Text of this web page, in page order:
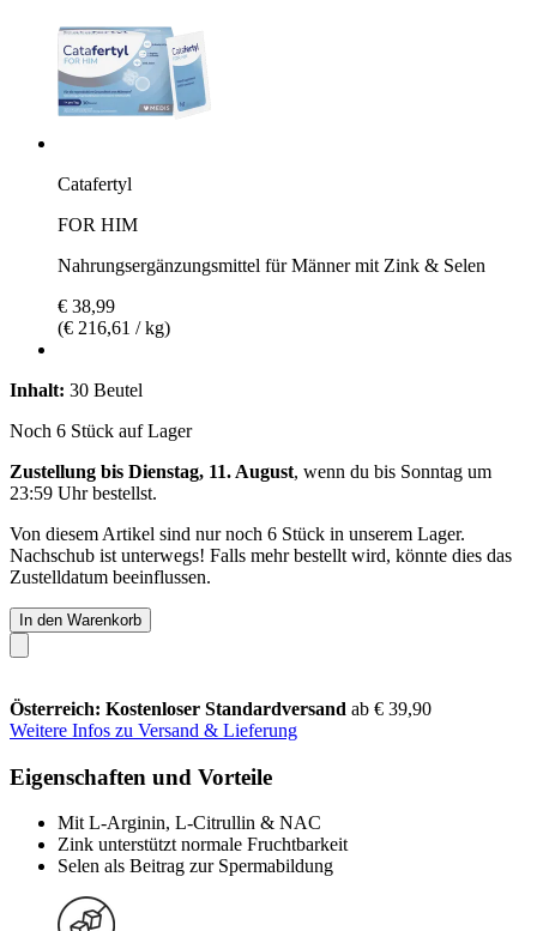
Catafertyl
FOR HIM
Nahrungsergänzungsmittel für Männer mit Zink & Selen
€ 38,99
(€ 216,61 / kg)
Inhalt: 30 Beutel
Noch 6 Stück auf Lager
Zustellung bis Dienstag, 11. August, wenn du bis Sonntag um
23:59 Uhrbestellst.
Von diesem Artikel sind nur noch 6 Stück in unserem Lager.
Nachschub ist unterwegs! Falls mehr bestellt wird, könnte dies das
Zustelldatum beeinflussen.
In den Warenkorb
Österreich: Kostenloser Standardversand ab € 39,90
Weitere Infos zu Versand & Lieferung
Eigenschaften und Vorteile
Mit L-Arginin, L-Citrullin & NAC
Zink unterstützt normale Fruchtbarkeit
Selen als Beitrag zur Spermabildung